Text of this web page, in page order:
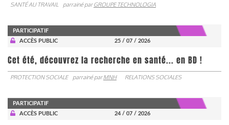
SANTÉ AU TRAVAIL
parrainé parGROUPE TECHNOLOGIA
PARTICIPATIF
ACCÈS PUBLIC
25 / 07 / 2026
Cet été, découvrez la recherche en santé... en BD !
PROTECTION SOCIALE parrainé parMNH RELATIONS SOCIALES
PARTICIPATIF
ACCÈS PUBLIC
24 / 07 / 2026